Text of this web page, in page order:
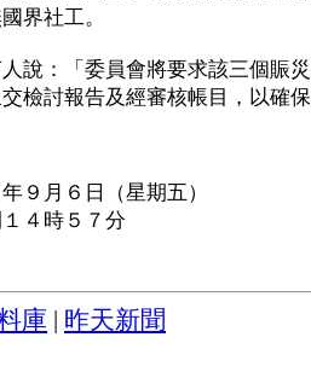
界社工。
：「委員會將要求該三個賑災
檢討報告及經審核帳目，以確
９月６日（星期五）
４時５７分
庫 昨天新聞